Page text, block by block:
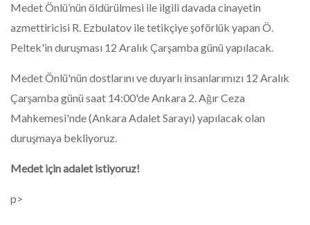
Medet Önlü’nün öldürülmesi ile ilgili davada cinayetin
azmettiricisi R. Ezbulatov ile tetikçiye şoförlük yapan Ö.
Peltek'in duruşması 12 Aralık Çarşamba günü yapılacak.
Medet Önlü'nün dostlarını ve duyarlı insanlarımızı 12 Aralık
Çarşamba günü saat 14:00'de Ankara 2. Ağır Ceza
Mahkemesi'nde (Ankara Adalet Sarayı) yapılacak olan
duruşmaya bekliyoruz.
Medet için adalet istiyoruz!
p>